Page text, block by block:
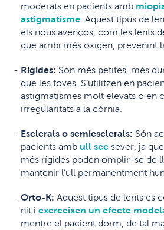
moderats en pacients amb
astigmatisme . Aquest tipus de
els nous avenços, com les lents
que arribi més oxigen, prevenint
Rígides: Són més petites, més
que les toves. S’utilitzen en
astigmatismes molt elevats o en
irregularitats a la còrnia.
Esclerals o semiesclerals: Són
pacients amb ull sec sever, ja
més rígides poden omplir-se de
mantenir l’ull permanentment
Orto-K: Aquest tipus de lents es
nit i exerceixen un efecte
mentre el pacient dorm, de tal